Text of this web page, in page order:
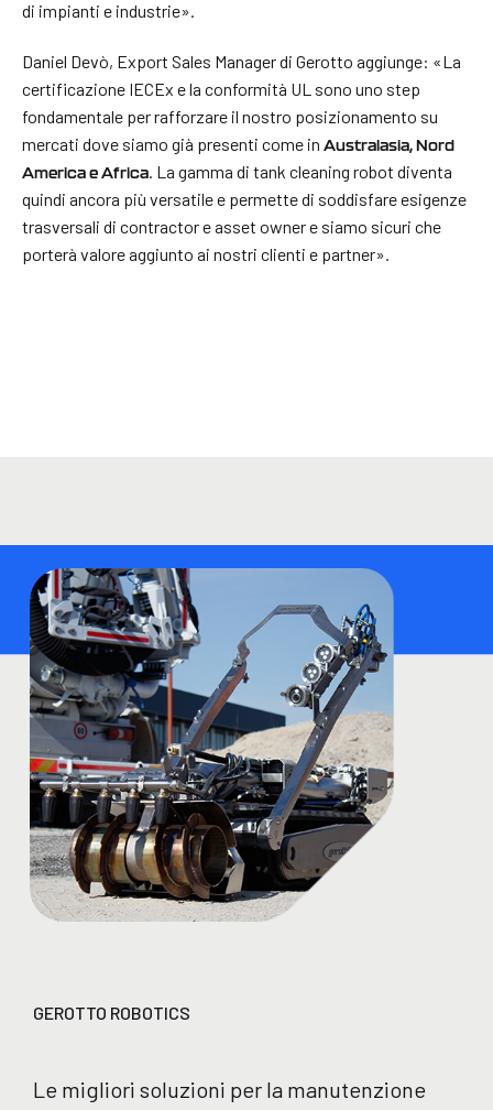
di impianti e industrie».
Daniel Devò, Export Sales Manager di Gerotto aggiunge: «La
certificazione IECEx e la conformità UL sono uno step
fondamentale per rafforzare il nostro posizionamento su
mercati dove siamo già presenti come in Australasia, Nord
America e Africa. La gamma di tank cleaning robot diventa
quindi ancora più versatile e permette di soddisfare esigenze
trasversali di contractor e asset owner e siamo sicuri che
porterà valore aggiunto ai nostri clienti e partner».
GEROTTO ROBOTICS
Le migliori soluzioni per la manutenzione